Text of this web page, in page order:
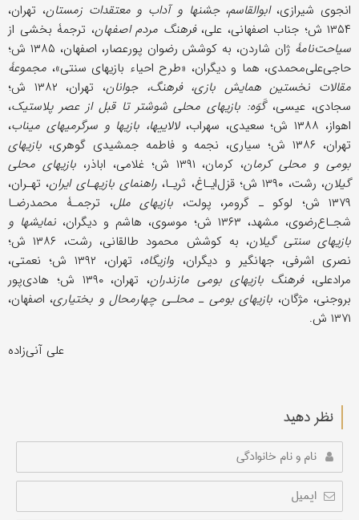
انجوی ‌شیرازی، ابوالقاسم، جشنها و آداب و معتقدات زمستان، تهران،
۱۳۵۴ ش؛ جناب اصفهانی، علی،
فرهنگ مردم اصفهان، ترجمۀ بخشی از
سیاحت‌نامۀ
ژان شاردن، به کوشش رضوان پورعصار، اصفهان، ۱۳۸۵ ش؛
حاجی‌علی‌محمدی، هما و دیگران، «طرح احیاء بازیهای سنتی»، مجموعۀ
مقالات نخستین همایش بازی، فرهنگ، جوانان
، تهران، ۱۳۸۲ ش؛
سجادی، عیسى، گَوَه: بازیهای محلی شوشتر تا قبل از عصر پلاستیک،
اهواز، ۱۳۸۸ ش؛ سعیدی، سهراب،
لالاییها، بازیها و سرگرمیهای میناب،
تهران، ۱۳۸۶ ش؛ سیاری، نجمه و فاطمه جمشیدی گوهری،
بازیهای
بومی و محلی کرمان، کرمان، ۱۳۹۱ ش؛ غلامی، اباذر،
بازیهای محلی
گیلان، رشت، ۱۳۹۰ ش؛ قزل‌ایـاغ، ثریـا، راهنمای بازیهـای ایران، تهـران،
۱۳۷۹ ش؛ لوکو ـ گرومر، پولت،
بازیهای ملل، ترجمـۀ محمدرضـا
شجـاع‌رضوی، مشهد، ۱۳۶۳ ش؛ موسوی، هاشم و دیگران،
نمایشها و
بازیهای سنتی گیلان
، به کوشش محمود طالقانی، رشت، ۱۳۸۶ ش؛
نصری اشرفی، جهانگیر و دیگران، وازیگاه
، تهران، ۱۳۹۲ ش؛ نعمتی،
مرادعلی،فرهنگ بازیهای بومی مازندران
، تهران، ۱۳۹۰ ش؛ هادی‌پور
بروجنی، مژگان، بازیهای بومی ـ محلـی چهارمحال و بختیاری، اصفهان،
۱۳۷۱ ش.
علی آنی‌زاده
نظر دهید